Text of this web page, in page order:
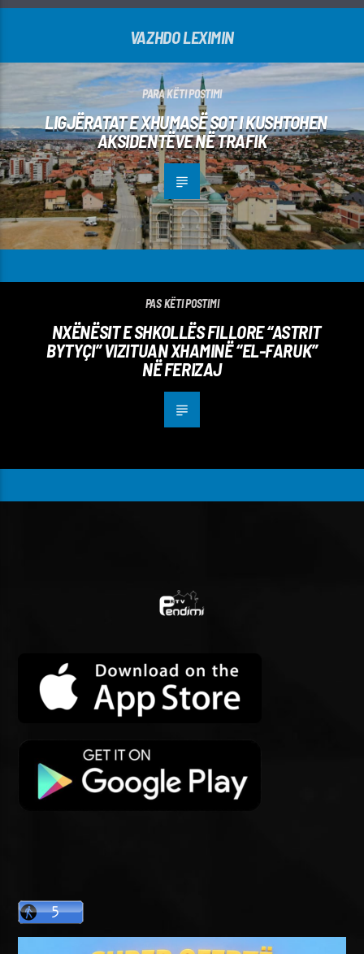
VAZHDO LEXIMIN
PARA KËTI POSTIMI
LIGJËRATAT E XHUMASË SOT I KUSHTOHEN
AKSIDENTËVE NË TRAFIK
PAS KËTI POSTIMI
NXËNËSIT E SHKOLLËS FILLORE “ASTRIT
BYTYÇI” VIZITUAN XHAMINË “EL-FARUK”
NË FERIZAJ